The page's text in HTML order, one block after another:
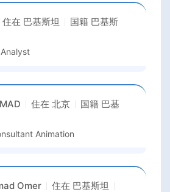
住在 巴基斯坦 国籍 巴基斯
住在 北京 国籍 巴基
Animation
Omer 住在 巴基斯坦